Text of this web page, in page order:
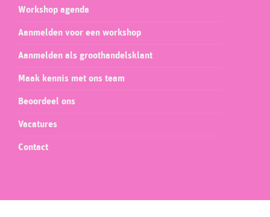
Workshop agenda
Aanmelden voor een workshop
Aanmelden als groothandelsklant
Maak kennis met ons team
Beoordeel ons
Vacatures
Contact